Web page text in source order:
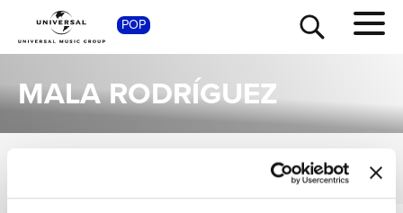
POP
MALA RODRÍGUEZ
VEDI TUTTI
SHOP
TOUR
NEWS